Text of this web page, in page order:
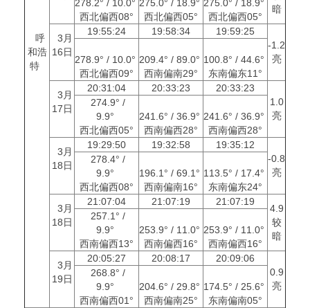
呼
和浩
特
暗
278.2° / 10.0°
西北偏西08°
275.0° / 18.9°
西北偏西05°
275.0° / 18.9°
西北偏西05°
3月
16日
19:55:24 19:58:34
19:59:25
-1.2
亮
278.9° / 10.0°
西北偏西09°
209.4° / 89.0°
西南偏南29°
100.8° / 44.6°
东南偏东11°
3月
17日
20:31:04 20:33:23
20:33:23
1.0
亮
274.9° /
9.9°
西北偏西05°
241.6° / 36.9°
西南偏西28°
241.6° / 36.9°
西南偏西28°
3月
18日
19:29:50 19:32:58
19:35:12
-0.8
亮
278.4° /
9.9°
西北偏西08°
196.1° / 69.1°
西南偏南16°
113.5° / 17.4°
东南偏东24°
3月
18日
21:07:04 21:07:19 21:07:19
4.9
较
暗
257.1° /
9.9°
西南偏西13°
253.9° / 11.0°
西南偏西16°
253.9° / 11.0°
西南偏西16°
3月
19日
20:05:27 20:08:17
20:09:06
0.9
亮
268.8° /
9.9°
西南偏西01°
204.6° / 29.8°
西南偏南25°
174.5° / 25.6°
东南偏南05°